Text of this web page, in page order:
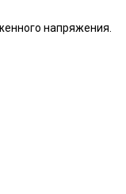
напряжения.